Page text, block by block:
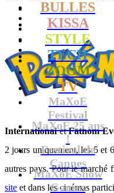
BULLES
KISSA
STYLE
TECH
ZOOM
TV
MaXoE
Festival
MaXoE 25 ans
!
Festival de
Cannes
MaXoE Show
Games
InternationaletFathom
2 jours uniquement, les 5 et
autres pays. Pour le marché
site et dans les cinémas